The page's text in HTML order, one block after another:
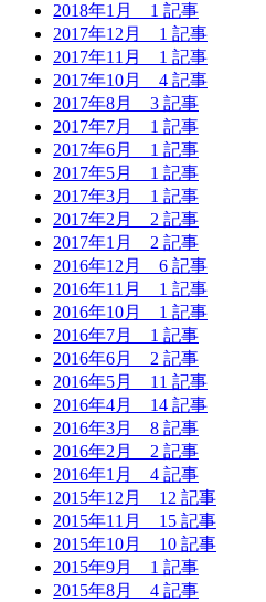
2018年1月 1 記事
2017年12月 1 記事
2017年11月 1 記事
2017年10月 4 記事
2017年8月 3 記事
2017年7月 1 記事
2017年6月 1 記事
2017年5月 1 記事
2017年3月 1 記事
2017年2月 2 記事
2017年1月 2 記事
2016年12月 6 記事
2016年11月 1 記事
2016年10月 1 記事
2016年7月 1 記事
2016年6月 2 記事
2016年5月 11 記事
2016年4月 14 記事
2016年3月 8 記事
2016年2月 2 記事
2016年1月 4 記事
2015年12月 12 記事
2015年11月 15 記事
2015年10月 10 記事
2015年9月 1 記事
2015年8月 4 記事